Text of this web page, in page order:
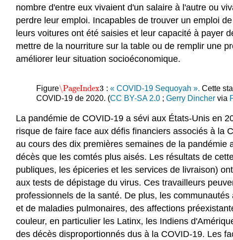
nombre d'entre eux vivaient d'un salaire à l'autre ou
perdre leur emploi. Incapables de trouver un emploi
leurs voitures ont été saisies et leur capacité à payer
mettre de la nourriture sur la table ou de remplir une
améliorer leur situation socioéconomique.
Figure\PageIndex3
\PageIndex3 : « COVID-19 Sequoyah ». Cette
COVID-19 de 2020. (CC BY-SA 2.0 ;Gerry Dincher via
La pandémie de COVID-19 a sévi aux États-Unis en
risque de faire face aux défis financiers associés à la
au cours des dix premières semaines de la
décès que les comtés plus aisés. Les résultats de
publiques, les épiceries et les services de livraison)
aux tests de dépistage du virus. Ces travailleurs
professionnels de la santé. De plus, les
et de maladies pulmonaires, des affections
couleur, en particulier les Latinx, les Indiens
des décès disproportionnés dus à la COVID-19. Les